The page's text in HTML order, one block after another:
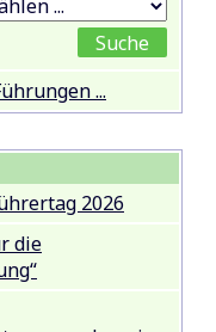
...
2026
die